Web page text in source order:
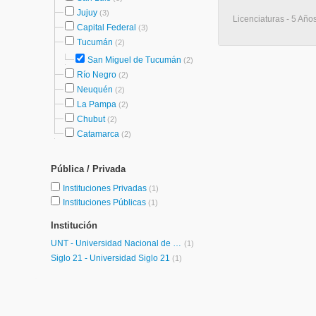
Jujuy (3)
Capital Federal (3)
Tucumán (2)
San Miguel de Tucumán (2)
Río Negro (2)
Neuquén (2)
La Pampa (2)
Chubut(2)
Catamarca (2)
Pública / Privada
Instituciones Privadas (1)
Instituciones Públicas (1)
Institución
UNT - Universidad Nacional de Tucumán (1)
Siglo 21 - Universidad Siglo 21 (1)
Licenciaturas - 5